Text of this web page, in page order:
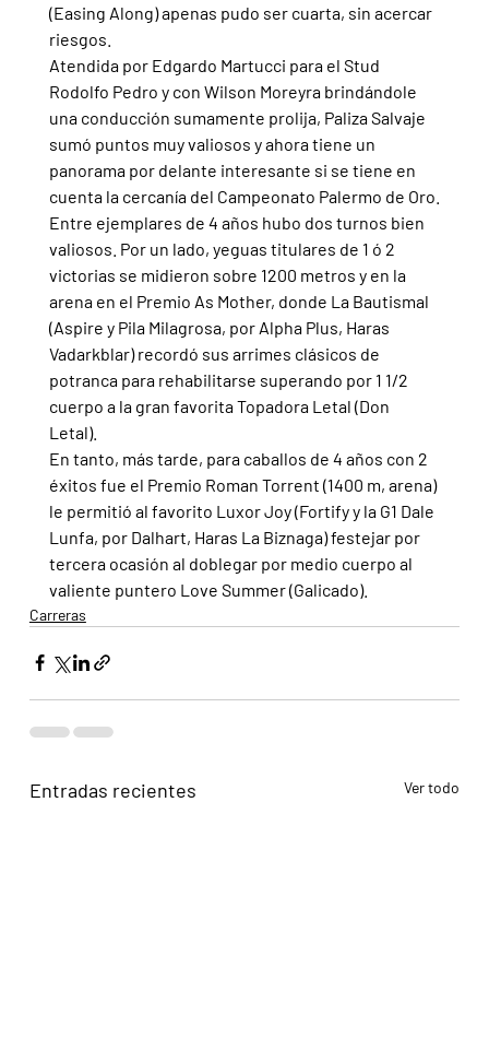
(Easing Along) apenas pudo ser cuarta, sin acercar
riesgos.
Atendida por Edgardo Martucci para el Stud
Rodolfo Pedro y con Wilson Moreyra brindándole
una conducción sumamente prolija, Paliza Salvaje
sumó puntos muy valiosos y ahora tiene un
panorama por delante interesante si se tiene en
cuenta la cercanía del Campeonato Palermo de Oro.
Entre ejemplares de 4 años hubo dos turnos bien
valiosos. Por un lado, yeguas titulares de 1 ó 2
victorias se midieron sobre 1200 metros y en la
arena en el Premio As Mother, donde La Bautismal
(Aspire y Pila Milagrosa, por Alpha Plus, Haras
Vadarkblar) recordó sus arrimes clásicos de
potranca para rehabilitarse superando por 1 1/2
cuerpo a la gran favorita Topadora Letal (Don
Letal).
En tanto, más tarde, para caballos de 4 años con 2
éxitos fue el Premio Roman Torrent (1400 m, arena)
le permitió al favorito Luxor Joy (Fortify y la G1 Dale
Lunfa, por Dalhart, Haras La Biznaga) festejar por
tercera ocasión al doblegar por medio cuerpo al
valiente puntero Love Summer (Galicado).
Carreras
Entradas recientes Ver todo